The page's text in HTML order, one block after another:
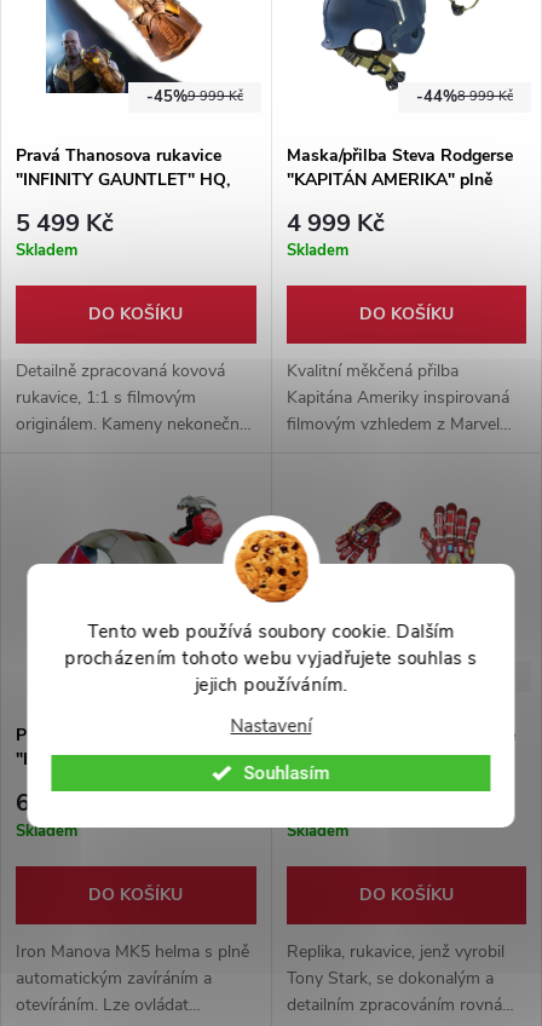
Tento web používá soubory cookie. Dalším
procházením tohoto webu vyjadřujete souhlas s
jejich používáním.
Nastavení
Souhlasím
9 999 Kč
-45%
Pravá Thanosova rukavice
"INFINITY GAUNTLET" HQ,
5 499 Kč
Skladem
DO KOŠÍKU
Detailně zpracovaná kovová
rukavice, 1:1 s filmovým
originálem. Kameny nekonečna
8 999 Kč
-44%
Maska/přilba Steva Rodgerse
"KAPITÁN AMERIKA" plně
4 999 Kč
Skladem
DO KOŠÍKU
Kvalitní měkčená přilba
Kapitána Ameriky inspirovaná
filmovým vzhledem z Marvel
sběratelství.
10 999 Kč
Plně automatická helma
"IRON MAN MK5" Marvel /
6 500 Kč
Skladem
DO KOŠÍKU
Iron Manova MK5 helma s plně
automatickým zavíráním a
otevíráním. Lze ovládat
Kovová Iron Manova rukavice
"NANO GAUNTLET" - HQ,
ocel AVENGERS
Skladem
DO KOŠÍKU
Replika, rukavice, jenž vyrobil
Tony Stark, se dokonalým a
detailním zpracováním rovná